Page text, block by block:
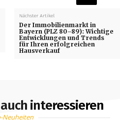
Nächster Artikel
Der Immobilienmarkt in
Bayern (PLZ 80–89): Wichtige
Entwicklungen und Trends
für Ihren erfolgreichen
Hausverkauf
interessieren
Neuheiten